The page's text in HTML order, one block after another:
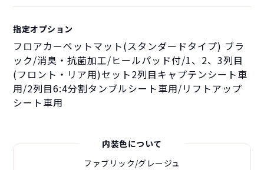
指定オプション
フロアカーペットマット(スタンダードタイプ) ブラ
ック/消臭・抗菌加工/ヒールパッド付/1、2、3列目
(フロント・リア用)セット2列目キャプテンシート車
用/2列目6:4分割タンブルシート車用/リフトアップ
シート車用
内装色について
ファブリック/グレージュ